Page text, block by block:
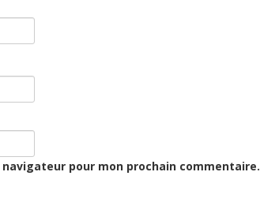
pour mon prochain commentaire.